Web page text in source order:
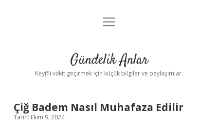
Anasayfa
Yasal Uyarı
menüyü
Gündelik Anlar
Keyifli vakit geçirmek için küçük bilgiler ve paylaşımlar.
Çiğ Badem Nasıl Muhafaza Edilir
Tarih: Ekim 9, 2024